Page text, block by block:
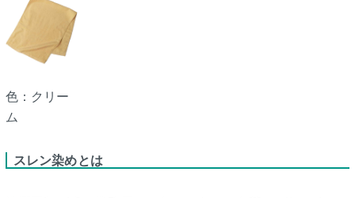
色：クリー
ム
スレン染めとは